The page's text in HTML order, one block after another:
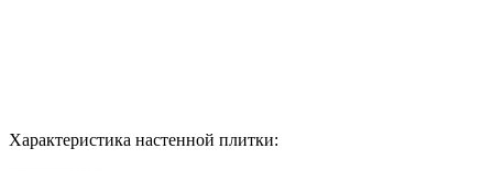
Характеристика настенной плитки: